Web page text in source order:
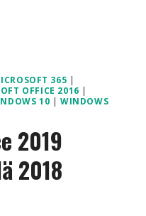
365 |
OFFICE 2016 |
10 |WINDOWS
2019
2018